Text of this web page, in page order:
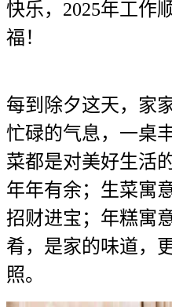
快乐，2025年工作
福！
每到除夕这天，家
忙碌的气息，一桌
菜都是对美好生
年年有余；生菜寓
招财进宝；年糕寓
肴，是家的味道，
照。